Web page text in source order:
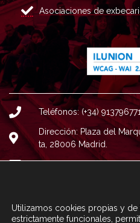
Asociaciones de
Teléfonos: (+34)
Dirección: Plaza del
ta, 28006 Madrid.
Correo :
Utilizamos cookies propias y de
estrictamente funcionales,